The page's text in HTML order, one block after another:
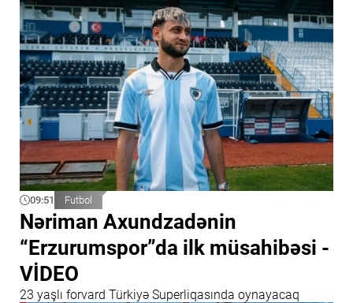
09:51 Futbol
Nəriman Axundzadənin
“Erzurumspor”da ilk müsahibəsi -
VİDEO
23 yaşlı forvard Türkiyə Superliqasında oynayacaq